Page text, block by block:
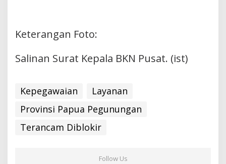
Keterangan Foto:
Salinan Surat Kepala BKN Pusat. (ist)
Kepegawaian
Layanan
Provinsi Papua Pegunungan
Terancam Diblokir
Follow Us